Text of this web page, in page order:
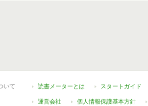
いて 読書メーターとは スタートガイド
運営会社 個人情報保護基本方針